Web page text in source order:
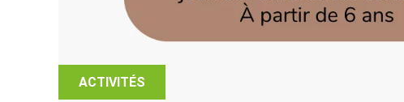
ACTIVITÉS